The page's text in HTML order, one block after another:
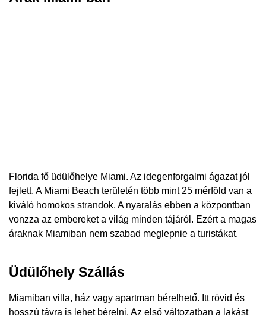
Florida fő üdülőhelye Miami. Az idegenforgalmi ágazat jól
fejlett. A Miami Beach területén több mint 25 mérföld van a
kiváló homokos strandok. A nyaralás ebben a központban
vonzza az embereket a világ minden tájáról. Ezért a magas
áraknak Miamiban nem szabad meglepnie a turistákat.
Üdülőhely Szállás
Miamiban villa, ház vagy apartman bérelhető. Itt rövid és
hosszú távra is lehet bérelni. Az első változatban a lakást